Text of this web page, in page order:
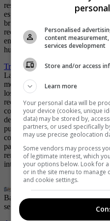
resolver problemas en tiempo
específicos. Aunque la IA puede
brindar asistencia en el
recetas culinarias, la ejecución
en estas ocupaciones siguen
humanas.
Trabajos que implican toma de
La toma de decisiones éticas y la
morales son aspectos críticos en
los jueces, los periodistas y los
requieren un juicio ético basado
compleja, la consideración de
de evaluar el impacto humano de
puede ayudar en la recopilación y
comprensión profunda de los
para sopesar valores y
rendición de cuentas inherentes a
intervención humana.
Bavaria abrirá 80 vacantes en
se encuentren buscando empleo. |
Personalised
content
services development
Store and/or access
Learn more
Your personal data will be
your device (cookies, unique
data) may be stored by,
partners, or used specifically
may use precise geolocation
Some vendors may process
of legitimate interest, which
your options below. Look for
or in the site menu to manage
and cookie settings.